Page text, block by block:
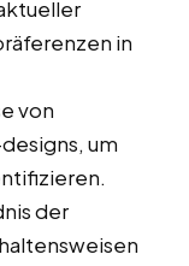
in
von
um
der